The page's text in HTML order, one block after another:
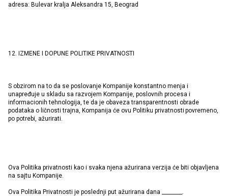
adresa: Bulevar kralja Aleksandra 15, Beograd
12. IZMENE I DOPUNE POLITIKE PRIVATNOSTI
S obzirom na to da se poslovanje Kompanije konstantno menja i
unapređuje u skladu sa razvojem Kompanije, poslovnih procesa i
informacionih tehnologija, te da je obaveza transparentnosti obrade
podataka o ličnosti trajna, Kompanija će ovu Politiku privatnosti povremeno,
po potrebi, ažurirati.
Ova Politika privatnosti kao i svaka njena ažurirana verzija će biti objavljena
na sajtu Kompanije.
Ova Politika Privatnosti je poslednji put ažurirana dana ________.